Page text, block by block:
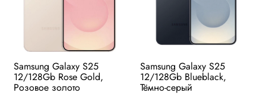
Samsung Galaxy S25
12/128Gb Rose Gold,
Розовое золото
Samsung Galaxy S25
12/128Gb Blueblack,
Тёмно-серый